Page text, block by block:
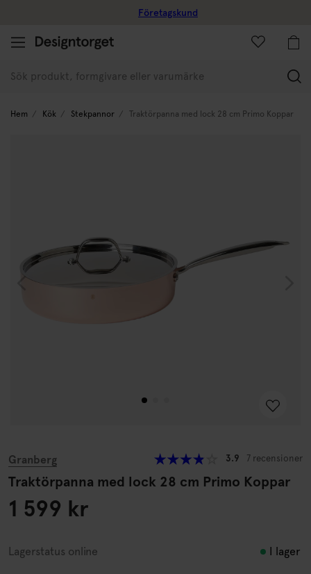
Företagskund
Hem Kök Stekpannor Traktörpanna med lock 28 cm Primo Koppar
Granberg 3.9 7 recensioner
Traktörpanna med lock 28 cm Primo Koppar
1 599 kr
Lagerstatus online I lager